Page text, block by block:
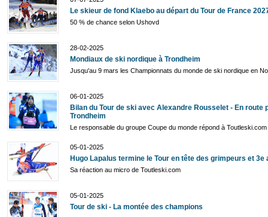
Le skieur de fond Klaebo au départ du Tour de France
50 % de chance selon Ushovd
28-02-2025
Mondiaux de ski nordique à Trondheim
Jusqu'au 9 mars les Championnats du monde de ski nordique en
06-01-2025
Bilan du Tour de ski avec Alexandre Rousselet - En route
Trondheim
Le responsable du groupe Coupe du monde répond à Toutleski.com
05-01-2025
Hugo Lapalus termine le Tour en tête des grimpeurs et 3e
Sa réaction au micro de Toutleski.com
05-01-2025
Tour de ski - La montée des champions